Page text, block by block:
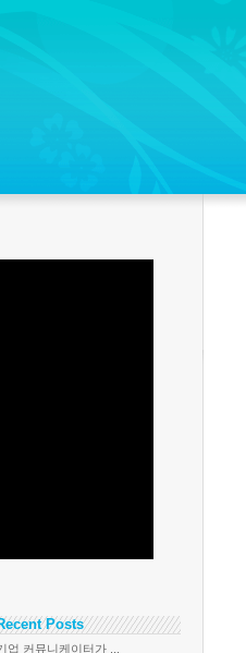
Posts
업 커뮤니케이터가 ...